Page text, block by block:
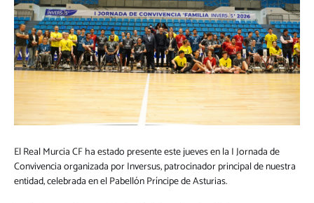
El Real Murcia CF ha estado presente este jueves en la I Jornada de
Convivencia organizada por Inversus, patrocinador principal de nuestra
entidad, celebrada en el Pabellón Príncipe de Asturias.